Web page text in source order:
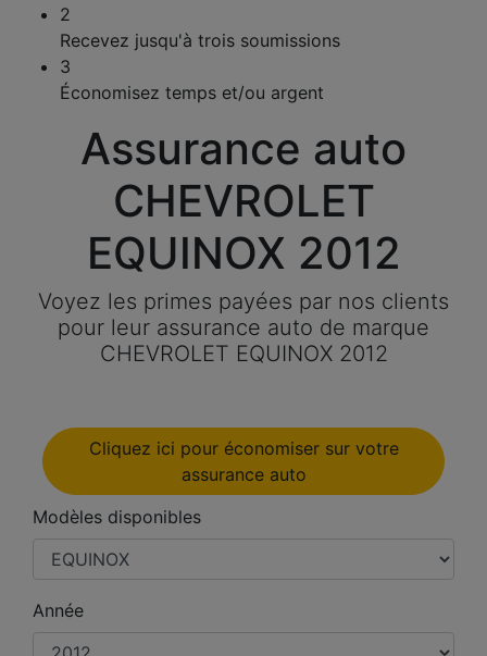
2
Recevez jusqu'à trois soumissions
3
Économisez temps et/ou argent
Assurance auto
CHEVROLET
EQUINOX 2012
Voyez les primes payées par nos clients
pour leur assurance auto de marque
CHEVROLET EQUINOX 2012
Cliquez ici pour économiser sur votre
assurance auto
Modèles disponibles
Année